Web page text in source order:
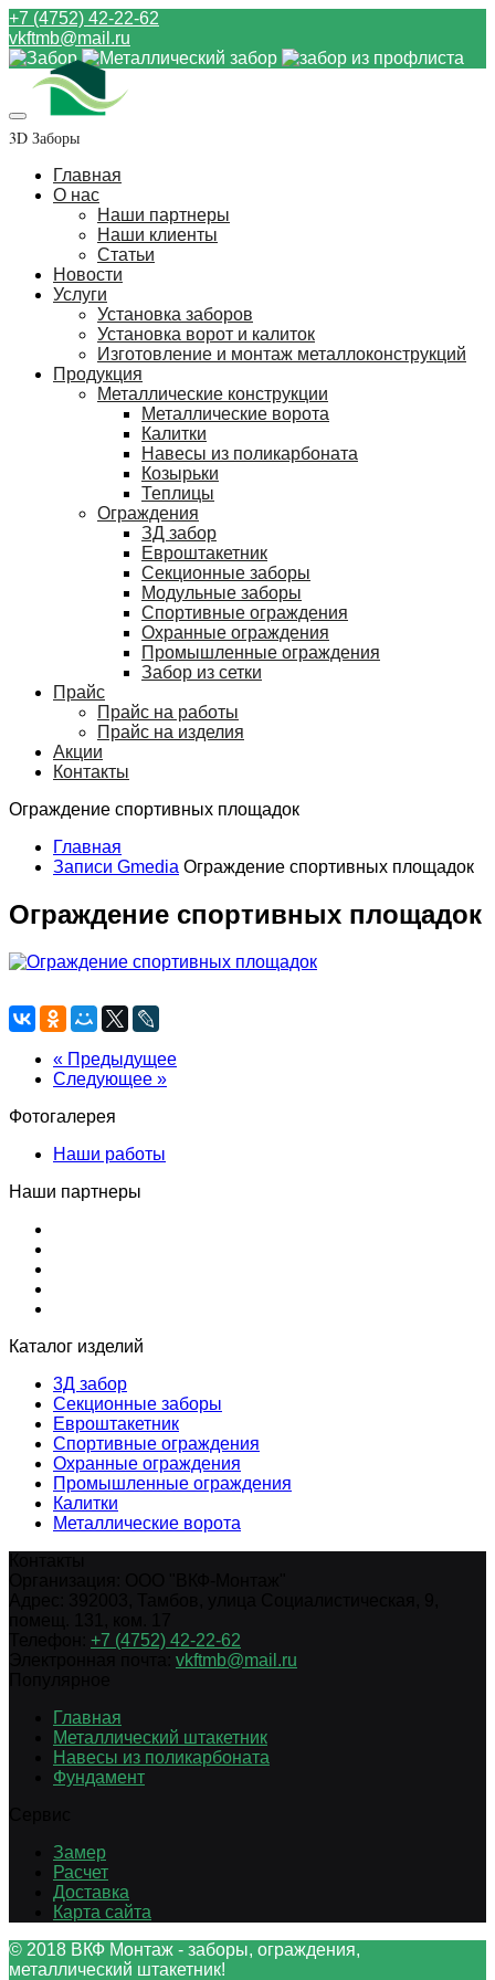
+7 (4752) 42-22-62
vkftmb@mail.ru
3D Заборы
Главная
О нас
Наши партнеры
Наши клиенты
Статьи
Новости
Услуги
Установка заборов
Установка ворот и калиток
Изготовление и монтаж металлоконструкций
Продукция
Металлические конструкции
Металлические ворота
Калитки
Навесы из поликарбоната
Козырьки
Теплицы
Ограждения
ЗД забор
Евроштакетник
Секционные заборы
Модульные заборы
Спортивные ограждения
Охранные ограждения
Промышленные ограждения
Забор из сетки
Прайс
Прайс на работы
Прайс на изделия
Акции
Контакты
Ограждение спортивных площадок
Главная
Записи Gmedia Ограждение спортивных площадок
Ограждение спортивных площадок
« Предыдущее
Следующее »
Фотогалерея
Наши работы
Наши партнеры
Каталог изделий
3Д забор
Секционные заборы
Евроштакетник
Спортивные ограждения
Охранные ограждения
Промышленные ограждения
Калитки
Металлические ворота
+7 (4752) 42-22-62
vkftmb@mail.ru
Главная
Металлический штакетник
Навесы из поликарбоната
Фундамент
Замер
Расчет
Доставка
Карта сайта
© 2018 ВКФ Монтаж - заборы, ограждения,
металлический штакетник!